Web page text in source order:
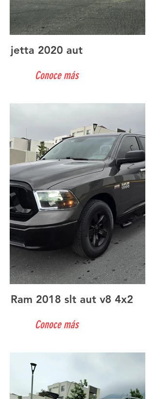
jetta 2020 aut
Conoce más
Ram 2018 slt aut v8 4x2
Conoce más